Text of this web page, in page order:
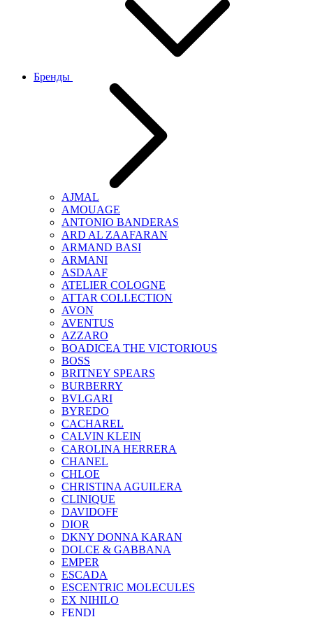
Бренды
AJMAL
AMOUAGE
ANTONIO BANDERAS
ARD AL ZAAFARAN
ARMAND BASI
ARMANI
ASDAAF
ATELIER COLOGNE
ATTAR COLLECTION
AVON
AVENTUS
AZZARO
BOADICEA THE VICTORIOUS
BOSS
BRITNEY SPEARS
BURBERRY
BVLGARI
BYREDO
CACHAREL
CALVIN KLEIN
CAROLINA HERRERA
CHANEL
CHLOE
CHRISTINA AGUILERA
CLINIQUE
DAVIDOFF
DIOR
DKNY DONNA KARAN
DOLCE & GABBANA
EMPER
ESCADA
ESCENTRIC MOLECULES
EX NIHILO
FENDI